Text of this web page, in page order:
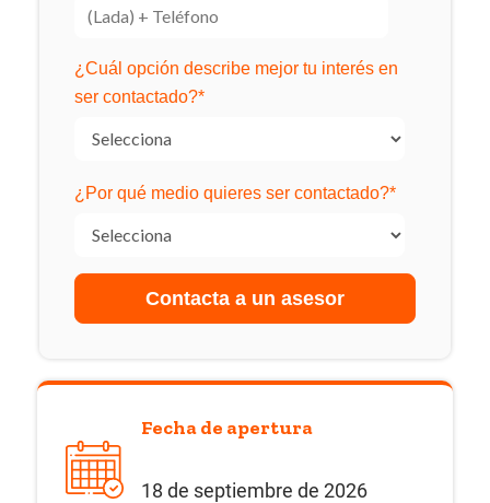
¿Cuál opción describe mejor tu interés en
ser contactado?*
¿Por qué medio quieres ser contactado?*
Fecha de apertura
18 de septiembre de 2026